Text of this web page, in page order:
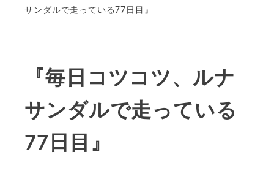
サンダルで走っている77日目』
『毎日コツコツ、ルナ
サンダルで走っている
77日目』